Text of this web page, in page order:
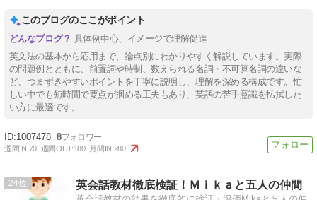
このブログのここがポイント
具体例中心、イメージで理解促進
英文法の基本から応用まで、論点別にわかりやすく解説しています。実際
の問題例とともに、前置詞や時制、数えられる名詞・不可算名詞の違いな
ど、つまずきやすいポイントを丁寧に説明し、理解を深める構成です。忙
しい中でも短時間で要点が掴める工夫もあり、英語の苦手意識を払拭した
い方に最適です。
1007478 8
週間IN:70 週間OUT:180 月間IN:280
24 英会話教材徹底検証！Ｍｉｋａと五人の仲間